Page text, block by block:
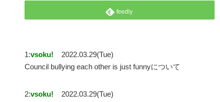
feedly
1:vsoku!
2022.03.29(Tue)
Council bullying each other is just funnyについて
2:vsoku! 2022.03.29(Tue)